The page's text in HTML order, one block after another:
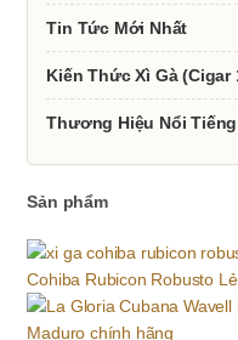
Tin Tức Mới Nhất
Kiến Thức Xì Gà (Cigar
Thương Hiệu Nổi Tiếng
Sản phẩm
Cohiba Rubicon Robusto